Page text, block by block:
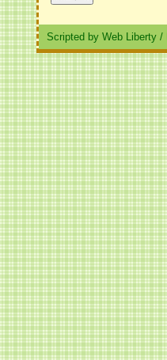
Scripted by Web Liberty /